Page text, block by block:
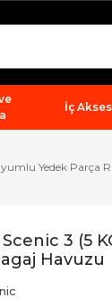
İç
Yedek Parça
3 (5
Havuzu